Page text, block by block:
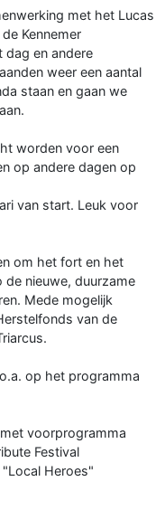
met het Lucas
Kennemer
dag en andere
weer een aantal
staan en gaan we
worden voor een
op andere dagen op
van start. Leuk voor
om het fort en het
nieuwe, duurzame
Mede mogelijk
van de
op het programma
voorprogramma
Festival
Heroes"